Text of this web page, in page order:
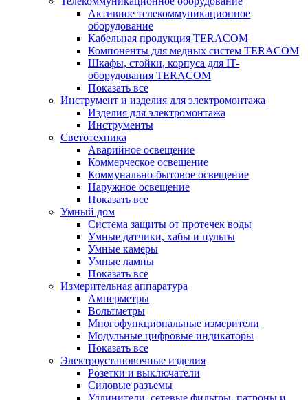
Активное телекоммуникационное
оборудование
Кабельная продукция TERACOM
Компоненты для медных систем TERACOM
Шкафы, стойки, корпуса для IT-
оборудования TERACOM
Показать все
Инструмент и изделия для электромонтажа
Изделия для электромонтажа
Инструменты
Светотехника
Аварийное освещение
Коммерческое освещение
Коммунально-бытовое освещение
Наружное освещение
Показать все
Умный дом
Система защиты от протечек воды
Умные датчики, хабы и пульты
Умные камеры
Умные лампы
Показать все
Измерительная аппаратура
Амперметры
Вольтметры
Многофункциональные измерители
Модульные цифровые индикаторы
Показать все
Электроустановочные изделия
Розетки и выключатели
Силовые разъемы
Удлинители, сетевые фильтры, патроны и